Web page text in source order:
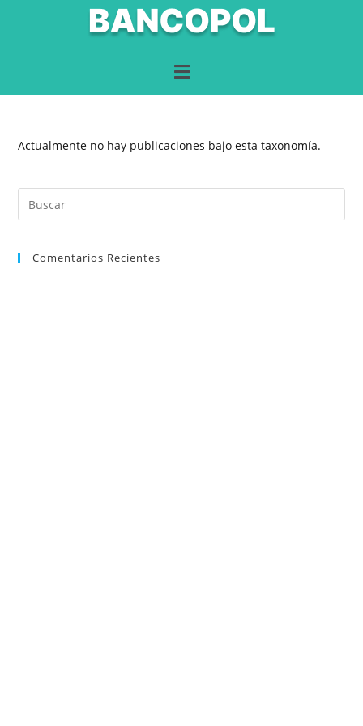
Actualmente no hay publicaciones bajo esta taxonomía.
Comentarios Recientes